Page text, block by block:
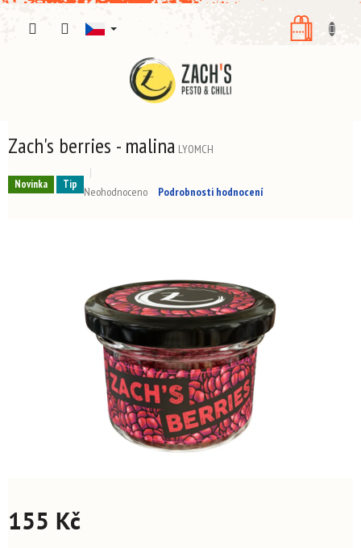
NÁKUPNÍ
Zach's berries - malina LYOMCH
Novinka Tip Průměrné
hvězdiček.
Neohodnoceno Podrobnosti hodnocení
155 Kč